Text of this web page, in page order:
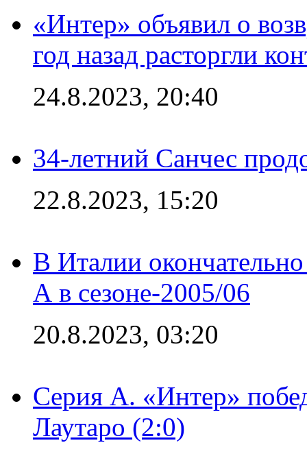
«Интер» объявил о
год назад расторгли
24.8.2023, 20:40
34-летний Санчес
22.8.2023, 15:20
В Италии
А в сезоне-2005/06
20.8.2023, 03:20
Серия А. «Интер»
Лаутаро (2:0)